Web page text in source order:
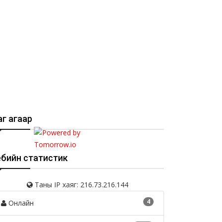
агаар
статистик
Таны IP хаяг: 216.73.216.144
4
Онлайн